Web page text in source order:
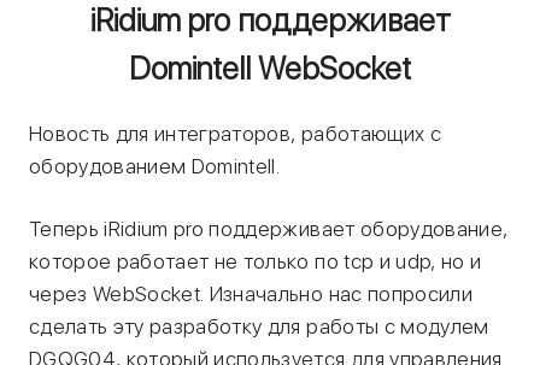
iRidium pro поддерживает
Domintell WebSocket
Новость для интеграторов, работающих с
оборудованием Domintell.
Теперь iRidium pro поддерживает оборудование,
которое работает не только по tcp и udp, но и
через WebSocket. Изначально нас попросили
сделать эту разработку для работы с модулем
DGQG04, который используется для управления